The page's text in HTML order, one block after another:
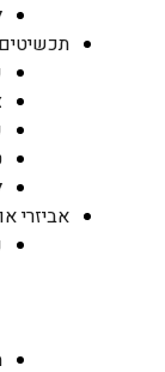
תכשיטים
אביזרי